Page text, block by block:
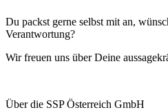
Du packst gerne selbst mit an,
Verantwortung?
Wir freuen uns über Deine
Über die SSP Österreich GmbH